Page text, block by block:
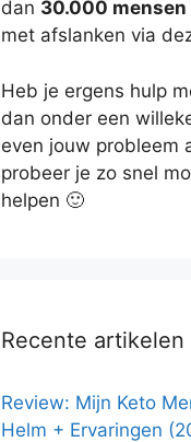
dan 30.000 mensen
met afslanken via
Heb je ergens hulp
dan onder een
even jouw probleem
probeer je zo snel
helpen 🙂
Recente artikelen
Review: Mijn Keto
Helm + Ervaringen